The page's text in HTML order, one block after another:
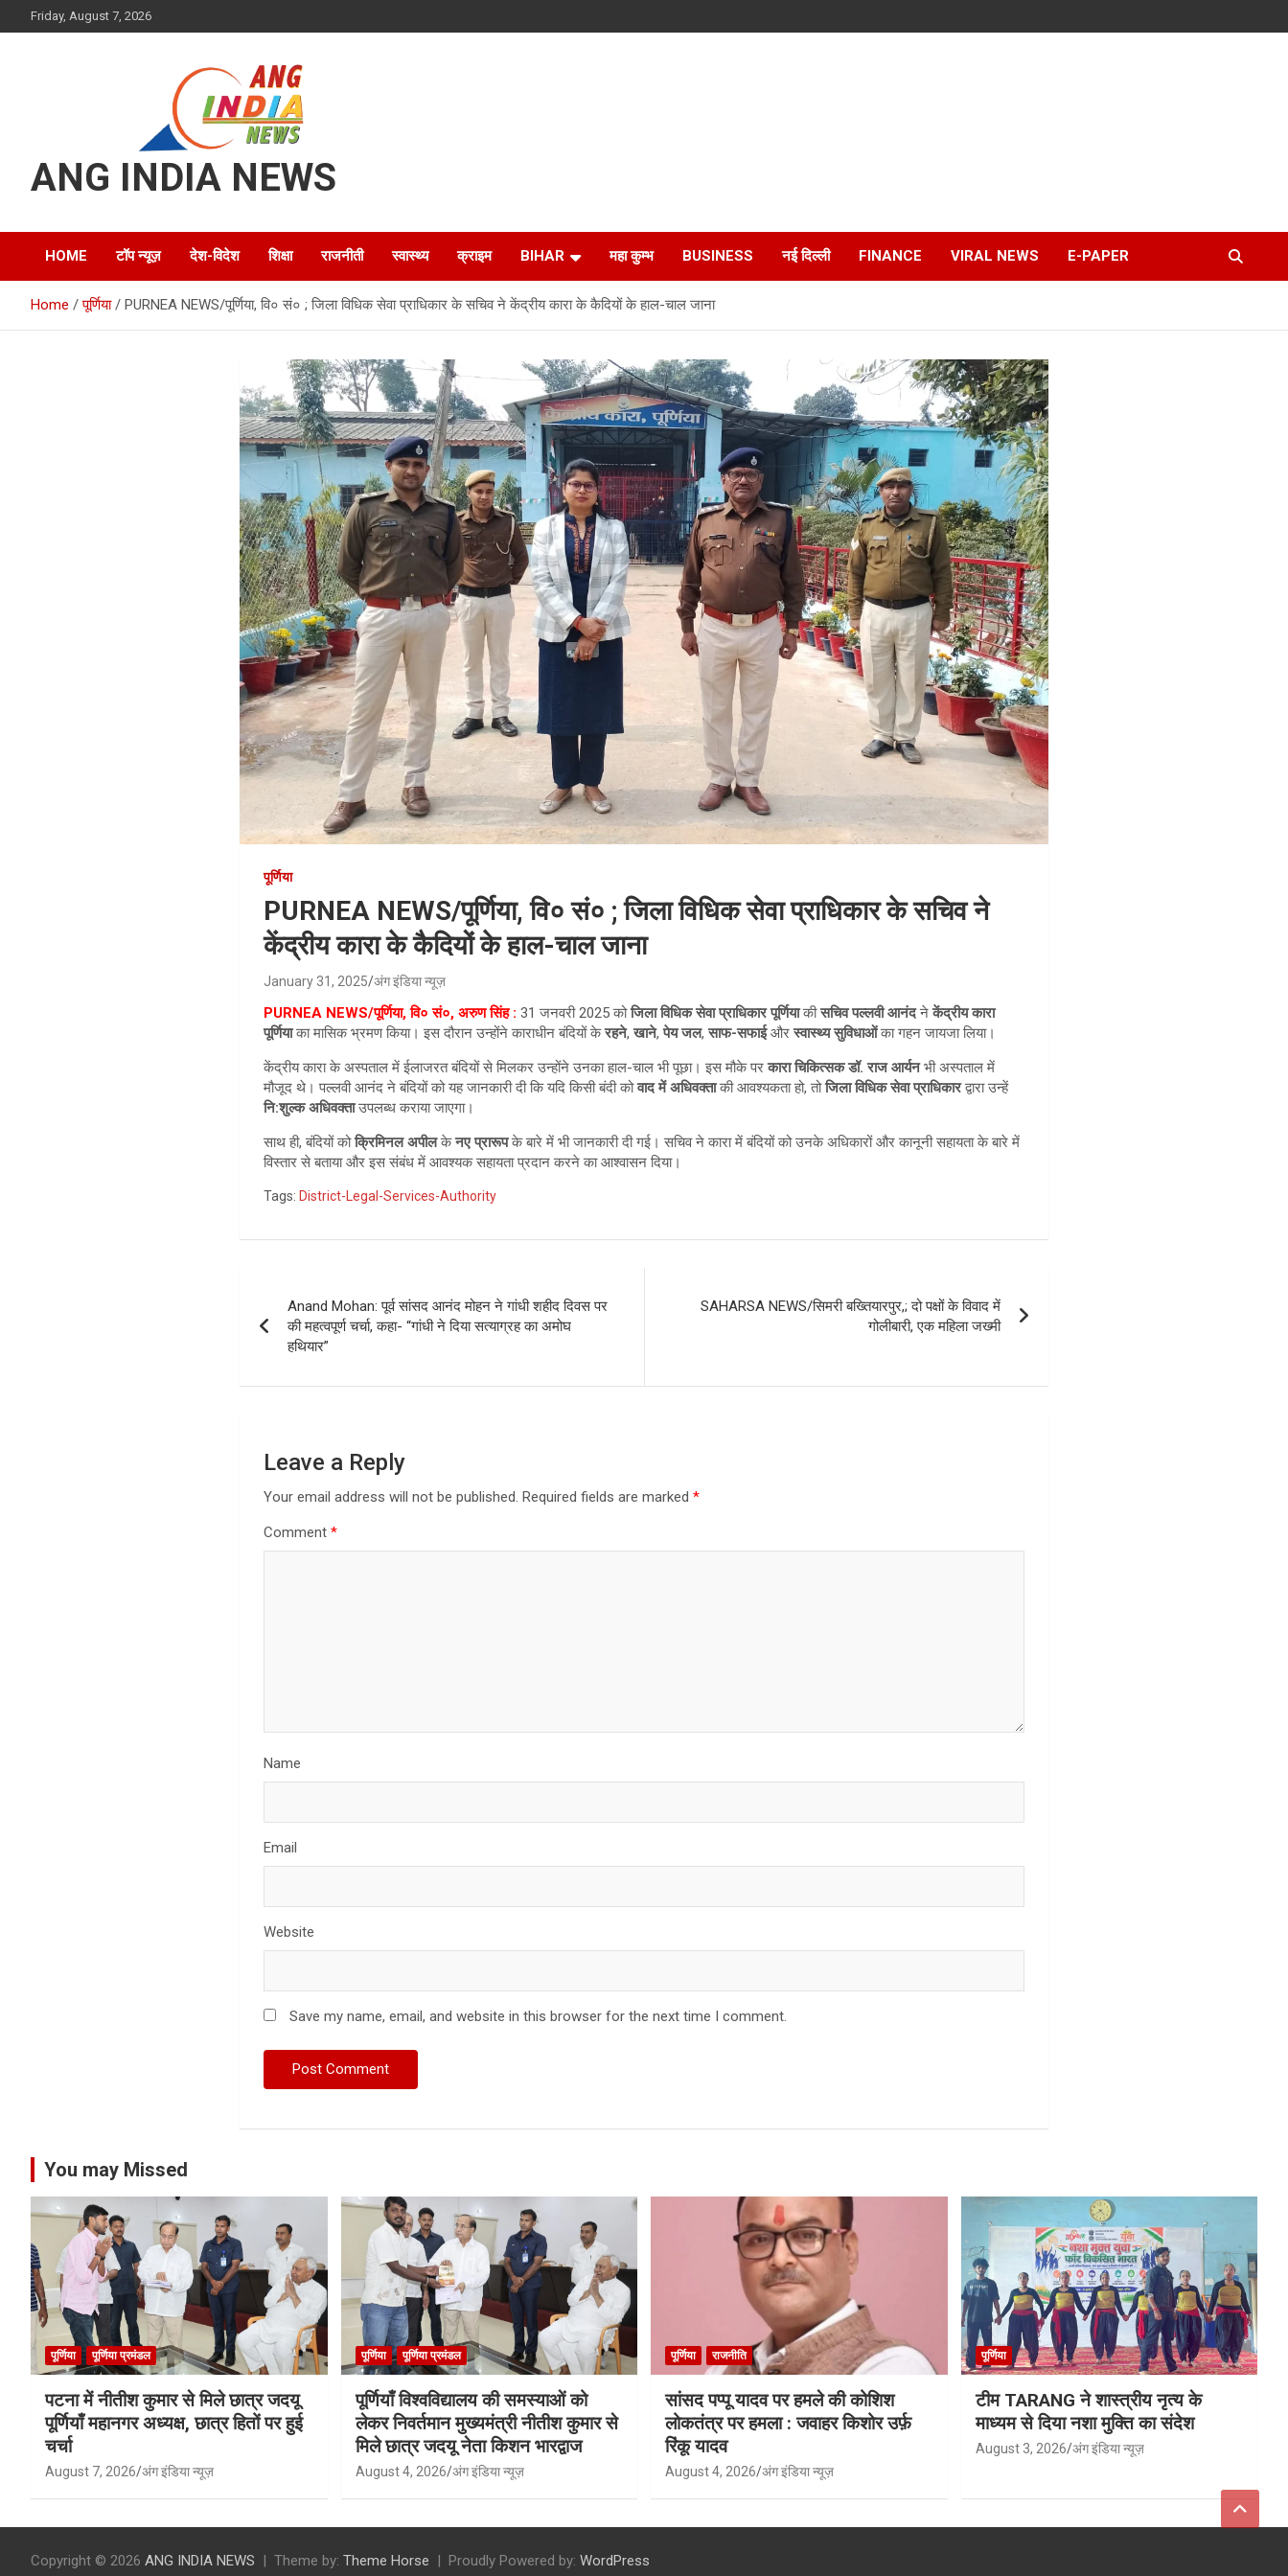
to
Friday, August 7, 2026
ANG INDIA NEWS
HOME टॉप न्यूज़ देश-विदेश शिक्षा राजनीती स्वास्थ्य क्राइम BIHAR महा कुम्भ BUSINESS नई दिल्ली FINANCE VIRAL NEWS E-PAPER
Home पूर्णिया PURNEA NEWS/पूर्णिया, वि० सं० ; जिला विधिक सेवा प्राधिकार के सचिव ने केंद्रीय कारा के कैदियों के हाल-चाल जाना
पूर्णिया
PURNEA NEWS/पूर्णिया, वि० सं० ; जिला विधिक सेवा प्राधिकार के सचिव ने
केंद्रीय कारा के कैदियों के हाल-चाल जाना
January 31, 2025 अंग इंडिया न्यूज़
PURNEA NEWS/पूर्णिया, वि० सं०, अरुण सिंह :31 जनवरी 2025 कोजिला विधिक सेवा प्राधिकार पूर्णियाकीसचिव पल्लवी आनंदनेकेंद्रीय कारा
पूर्णियाका मासिक भ्रमण किया। इस दौरान उन्होंने काराधीन बंदियों केरहने,खाने,पेय जल,साफ-सफाईऔरस्वास्थ्य सुविधाओंका गहन जायजा लिया।
केंद्रीय कारा के अस्पताल में ईलाजरत बंदियों से मिलकर उन्होंने उनका हाल-चाल भी पूछा। इस मौके परकारा चिकित्सक डॉ. राज आर्यनभी अस्पताल में
मौजूद थे। पल्लवी आनंद ने बंदियों को यह जानकारी दी कि यदि किसी बंदी कोवाद में अधिवक्ताकी आवश्यकता हो, तोजिला विधिक सेवा प्राधिकारद्वारा उन्हें
नि:शुल्क अधिवक्ताउपलब्ध कराया जाएगा।
साथ ही, बंदियों कोक्रिमिनल अपीलकेनए प्रारूपके बारे में भी जानकारी दी गई। सचिव ने कारा में बंदियों को उनके अधिकारों और कानूनी सहायता के बारे में
विस्तार से बताया और इस संबंध में आवश्यक सहायता प्रदान करने का आश्वासन दिया।
Tags: District-Legal-Services-Authority
navigation
Anand Mohan: पूर्व सांसद आनंद मोहन ने गांधी शहीद दिवस पर
की महत्वपूर्ण चर्चा, कहा- “गांधी ने दिया सत्याग्रह का अमोघ
हथियार”
SAHARSA NEWS/सिमरी बख्तियारपुर,; दो पक्षों के विवाद में
गोलीबारी, एक महिला जख्मी
Leave a Reply
Your email address will not be published. Required fields are marked*
Comment*
Name
Email
Website
Save my name, email, and website in this browser for the next time I comment.
You may Missed
पूर्णिया पूर्णिया प्रमंडल
पटना में नीतीश कुमार से मिले छात्र जदयू
पूर्णियाँ महानगर अध्यक्ष, छात्र हितों पर हुई
चर्चा
August 7, 2026 अंग इंडिया न्यूज़
पूर्णिया पूर्णिया प्रमंडल
पूर्णियाँ विश्वविद्यालय की समस्याओं को
लेकर निवर्तमान मुख्यमंत्री नीतीश कुमार से
मिले छात्र जदयू नेता किशन भारद्वाज
August 4, 2026 अंग इंडिया न्यूज़
पूर्णिया राजनीति
सांसद पप्पू यादव पर हमले की कोशिश
लोकतंत्र पर हमला : जवाहर किशोर उर्फ़
रिंकू यादव
August 4, 2026 अंग इंडिया न्यूज़
पूर्णिया
टीम TARANG ने शास्त्रीय नृत्य के
माध्यम से दिया नशा मुक्ति का संदेश
August 3, 2026 अंग इंडिया न्यूज़
Copyright © 2026 ANG INDIA NEWS Theme by: Theme Horse Proudly Powered by: WordPress